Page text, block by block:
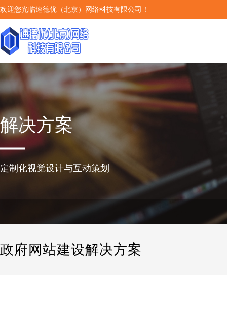
欢迎您光临速德优（北京）网络科技有限公司！
解决方案
定制化视觉设计与互动策划
政府网站建设解决方案